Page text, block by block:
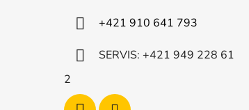
+421 910 641 793
SERVIS: +421 949 228 61
2